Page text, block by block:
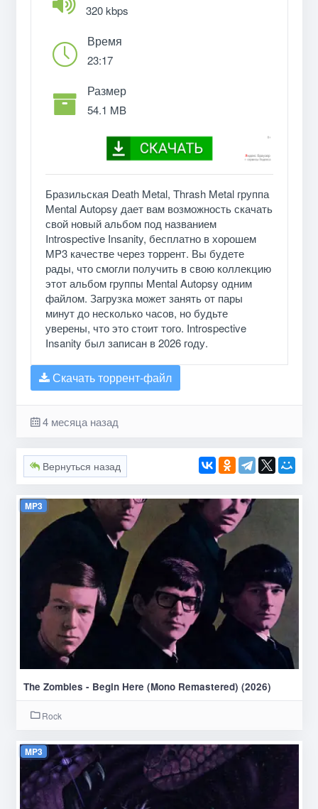
320 kbps
Время
23:17
Размер
54.1 MB
Бразильская Death Metal, Thrash Metal группа
Mental Autopsy дает вам возможность скачать
свой новый альбом под названием
Introspective Insanity, бесплатно в хорошем
MP3 качестве через торрент. Вы будете
рады, что смогли получить в свою коллекцию
этот альбом группы Mental Autopsy одним
файлом. Загрузка может занять от пары
минут до несколько часов, но будьте
уверены, что это стоит того. Introspective
Insanity был записан в 2026 году.
Скачать торрент-файл
4 месяца назад
Вернуться назад
MP3
The Zombies - Begin Here (Mono Remastered) (2026)
Rock
MP3